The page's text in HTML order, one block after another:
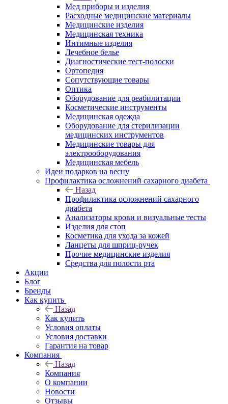
Мед приборы и изделия
Расходные медицинские материалы
Медицинские изделия
Медицинская техника
Интимные изделия
Лечебное белье
Диагностические тест-полоски
Ортопедия
Сопутствующие товары
Оптика
Оборудование для реабилитации
Косметические инструменты
Медицинская одежда
Оборудование для стерилизации
медицинских инструментов
Медицинские товары для
электрооборудования
Медицинская мебель
Идеи подарков на весну
Профилактика осложнений сахарного диабета
Назад
Профилактика осложнений сахарного
диабета
Анализаторы крови и визуальные тесты
Изделия для стоп
Косметика для ухода за кожей
Ланцеты для шприц-ручек
Прочие медицинские изделия
Средства для полости рта
Акции
Блог
Бренды
Как купить
Назад
Как купить
Условия оплаты
Условия доставки
Гарантия на товар
Компания
Назад
Компания
О компании
Новости
Отзывы